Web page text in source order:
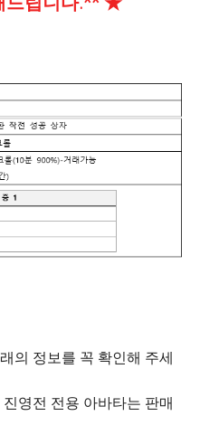
의 정보를 꼭 확인해 주세
진영전 전용 아바타는 판매